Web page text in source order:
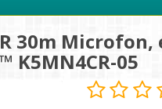
30m
K5MN4CR-05